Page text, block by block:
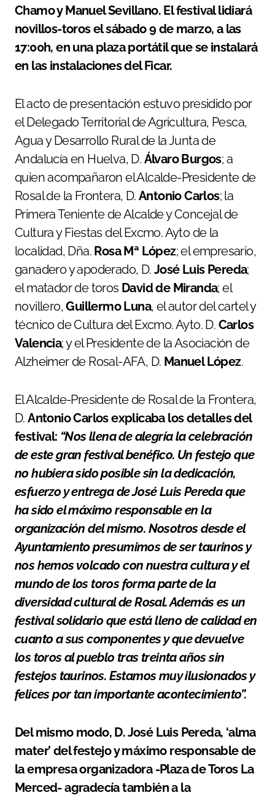
Chamo y Manuel Sevillano. El festival lidiará
novillos-toros el sábado 9 de marzo, a las
17:00h, en una plaza portátil que se instalará
en las instalaciones del Ficar.
El acto de presentación estuvo presidido por
el Delegado Territorial de Agricultura, Pesca,
Agua y Desarrollo Rural de la Junta de
Andalucía en Huelva, D. Álvaro Burgos; a
quien acompañaron el Alcalde-Presidente de
Rosal de la Frontera, D. Antonio Carlos; la
Primera Teniente de Alcalde y Concejal de
Cultura y Fiestas del Excmo. Ayto de la
localidad, Dña. Rosa Mª López; el empresario,
ganadero y apoderado, D. José Luis Pereda;
el matador de toros David de Miranda; el
novillero,Guillermo Luna, el autor del cartel y
técnico de Cultura del Excmo. Ayto. D. Carlos
Valencia; y el Presidente de la Asociación de
Alzheimer de Rosal-AFA, D. Manuel López.
El Alcalde-Presidente de Rosal de la Frontera,
D.Antonio Carlos explicaba los detalles del
festival: “Nos llena de alegría la celebración
de este gran festival benéfico. Un festejo que
no hubiera sido posible sin la dedicación,
esfuerzo y entrega de José Luis Pereda que
ha sido el máximo responsable en la
organización del mismo. Nosotros desde el
Ayuntamiento presumimos de ser taurinos y
nos hemos volcado con nuestra cultura y el
mundo de los toros forma parte de la
diversidad cultural de Rosal. Además es un
festival solidario que está lleno de calidad en
cuanto a sus componentes y que devuelve
los toros al pueblo tras treinta años sin
festejos taurinos. Estamos muy ilusionados y
felices por tan importante acontecimiento”.
Del mismo modo, D. José Luis Pereda, ‘alma
mater’ del festejo y máximo responsable de
la empresa organizadora -Plaza de Toros La
Merced- agradecía también a la